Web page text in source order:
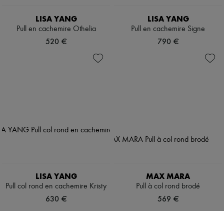
LISA YANG
Pull en cachemire Othelia
520 €
LISA YANG
Pull en cachemire Signe
790 €
LISA YANG
Pull col rond en cachemire Kristy
630 €
MAX MARA
Pull à col rond brodé
569 €